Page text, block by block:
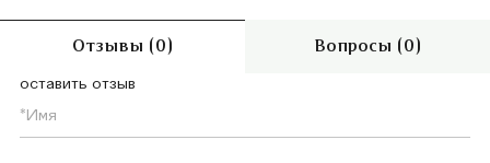
Отзывы (0) Вопросы (0)
оставить отзыв